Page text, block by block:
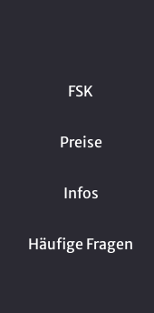
FSK
Preise
Infos
Häufige Fragen